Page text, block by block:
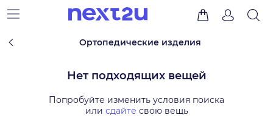
Ортопедические изделия
Нет подходящих вещей
Попробуйте изменить условия поиска
или сдайте свою вещь